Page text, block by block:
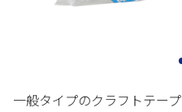
一般タイプのクラフトテープ